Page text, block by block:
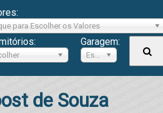
para Escolher os Valores
Garagem:
Escolher
de Souza